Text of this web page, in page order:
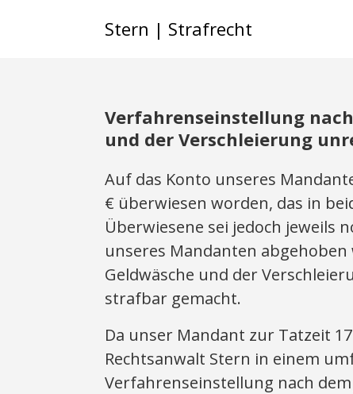
Stern | Strafrecht
Verfahrenseinstellung
und der Verschleierung
Auf das Konto unseres
€ überwiesen worden, das in
Überwiesene sei jedoch jeweils
unseres Mandanten
Geldwäsche und der
strafbar gemacht.
Da unser Mandant zur Tatzeit
Rechtsanwalt Stern in einem
Verfahrenseinstellung nach dem